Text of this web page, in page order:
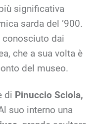
significativa
sarda del ’900.
dai
che a sua volta è
del museo.
di Pinuccio Sciola,
suo interno una